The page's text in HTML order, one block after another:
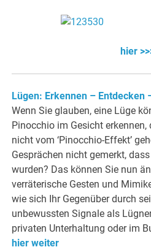
hier
Lügen: Erkennen – Entdecken
Wenn Sie glauben, eine Lüge
Pinocchio im Gesicht
nicht vom ‘Pinocchio-Effekt’
Gesprächen nicht gemerkt,
wurden? Das können Sie nun
verräterische Gesten und
wie sich Ihr Gegenüber durch
unbewussten Signale als
privaten Unterhaltung oder im
hier weiter